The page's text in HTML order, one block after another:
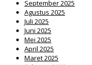
September 2025
Agustus 2025
Juli 2025
Juni 2025
Mei 2025
April 2025
Maret 2025